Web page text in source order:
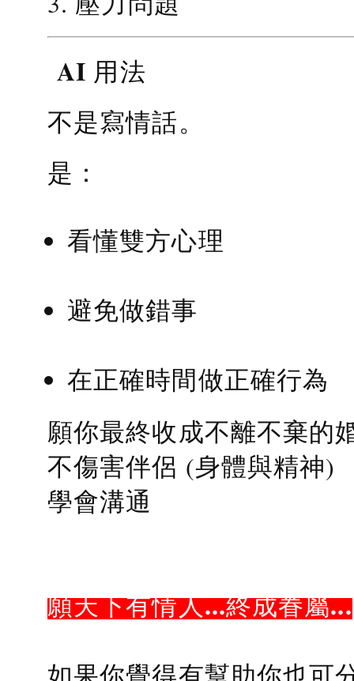
AI 用法
不是寫情話。
是：
看懂雙方心理
避免做錯事
在正確時間做正確行為
願你最終收成不離不棄的
不傷害伴侶 (身體與精神)
學會溝通
願天下有情人...終成眷屬...